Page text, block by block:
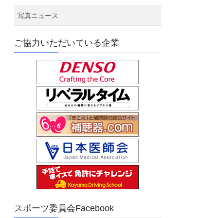
写真ニュース
ご協力いただいている企業
スポーツ委員会Facebook